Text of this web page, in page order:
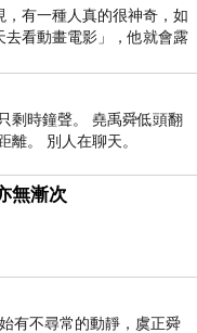
有一種人真的很神奇，如
去看動畫電影」，他就會露
問你是不是陪小
剩時鐘聲。 堯禹舜低頭翻
離。 別人在聊天。
無漸次
有不尋常的動靜，虞正舜